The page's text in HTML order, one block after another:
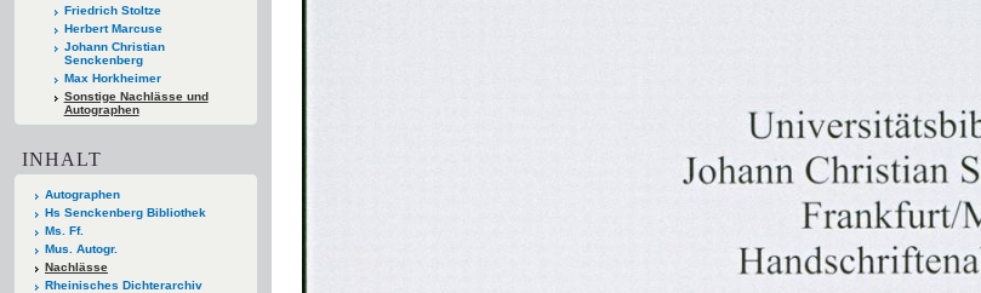
Friedrich Stoltze
Herbert Marcuse
Johann Christian
Senckenberg
Max Horkheimer
Sonstige Nachlässe und
Autographen
INHALT
Autographen
Hs Senckenberg Bibliothek
Ms. Ff.
Mus. Autogr.
Nachlässe
Rheinisches Dichterarchiv